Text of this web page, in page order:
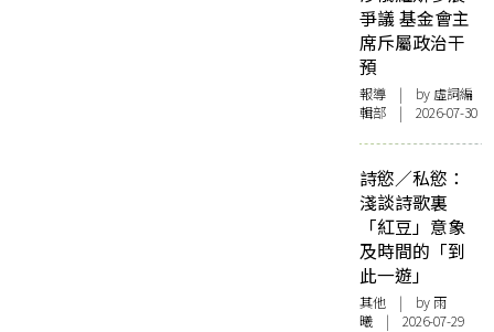
爭議 基金會主
席斥屬政治干
預
報導 | by 虛詞編
輯部 | 2026-07-30
詩慾／私慾：
淺談詩歌裏
「紅豆」意象
及時間的「到
此一遊」
其他 | by 雨
曦 | 2026-07-29